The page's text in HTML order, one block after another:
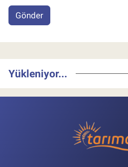
Gönder
Yükleniyor...